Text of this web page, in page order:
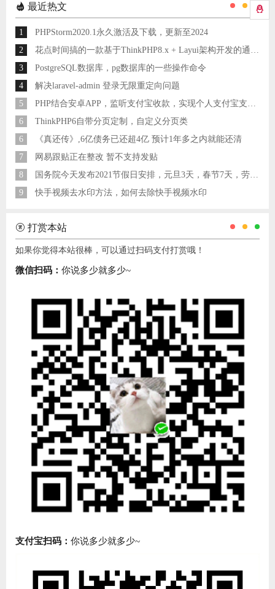
最近热文
1
PHPStorm2020.1永久激活及下载，更新至2024
2
3
PostgreSQL数据库，pg数据库的一些操作命令
4
解决laravel-admin 登录无限重定向问题
5
6
ThinkPHP6自带分页定制，自定义分页类
6
《真还传》,6亿债务已还超4亿 预计1年多之内就能还清
7
网易跟贴正在整改 暂不支持发贴
8
国务院今天发布2021节假日安排，元旦3天，春节7天，劳动节5天
9
快手视频去水印方法，如何去除快手视频水印
打赏本站
如果你觉得本站很棒，可以通过扫码支付打赏哦！
微信扫码： 你说多少就多少~
支付宝扫码： 你说多少就多少~